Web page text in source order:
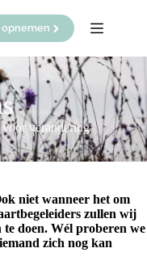
verandering
niet wanneer het om
zullen wij
te doen. Wél proberen we
zich nog kan